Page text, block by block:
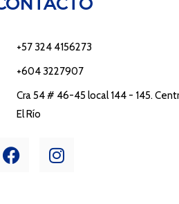
+57 324 4156273
+604 3227907
Cra 54 # 46-45 local 144 - 145.
El Río
F
a
I
n